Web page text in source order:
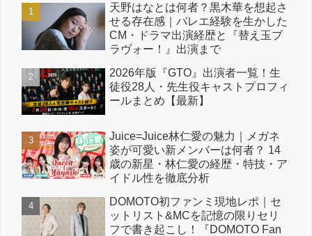
天野はなとは何者？黒木華を想起さ
せる存在感｜バレエ経験を生かした
CM・ドラマ出演経歴と『替え玉ブ
ラヴォー！』出演まで
2026年版『GTO』出演者一覧！生
徒役28人・先生役キャストプロフィ
ールまとめ【最新】
Juice=Juice林仁愛の魅力｜メガネ
姿が可愛い新メンバーは何者？ 14
歳の新星・林仁愛の経歴・特技・ア
イドル性を徹底分析
DOMOTO初ファンミ現地レポ｜セ
ットリスト&MCを記憶の限りセリ
フで書き起こし！『DOMOTO Fan